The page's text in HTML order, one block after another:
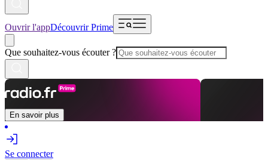
Ouvrir l'appDécouvrir Prime
Que souhaitez-vous écouter ?
En savoir plus
Se connecter